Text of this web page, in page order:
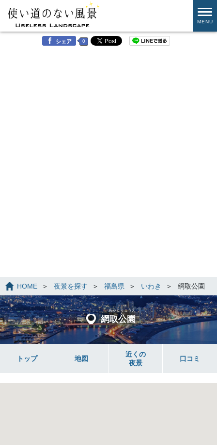
MENU
シェア 0
HOME 夜景を探す 福島県 いわき 網取公園
網取公園
あみとりこうえ
ん
トップ 地図
近くの
夜景
口コミ